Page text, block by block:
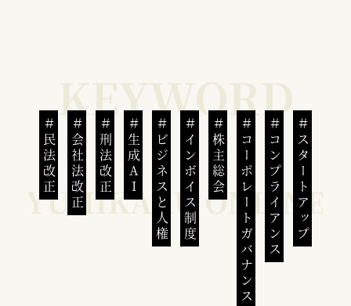
民法改正 会社法改正 刑法改正 生成AI ビジネスと人権インボイス制度 株主総会 コーポレートガバナンスコンプライアンススタートアップ